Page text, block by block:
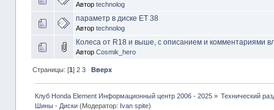
Автор technolog
параметр в диске ET 38
Автор technolog
Колеса от R18 и выше, с описанием и комментариями
Автор Cosmik_hero
Страницы: [1] 2 3 Вверх
Клуб Honda Element Информационный центр 2006 - 2025» Технический
Шины - Диски(Модератор: Ivan spite)